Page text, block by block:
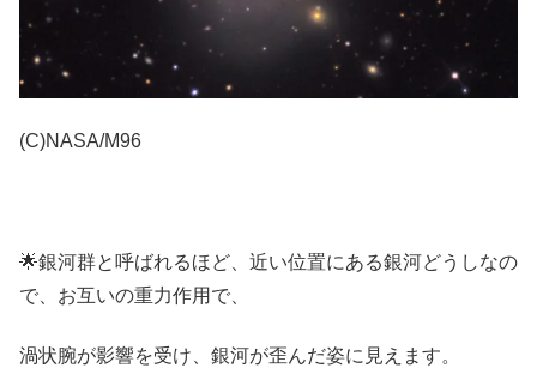
(C)NASA/M96
🌟銀河群と呼ばれるほど、近い位置にある銀河どうしなの
で、お互いの重力作用で、
渦状腕が影響を受け、銀河が歪んだ姿に見えます。